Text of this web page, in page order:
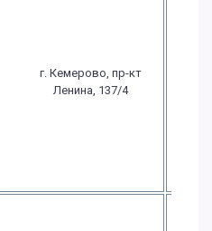
г. Кемерово, пр-кт
Ленина, 137/4